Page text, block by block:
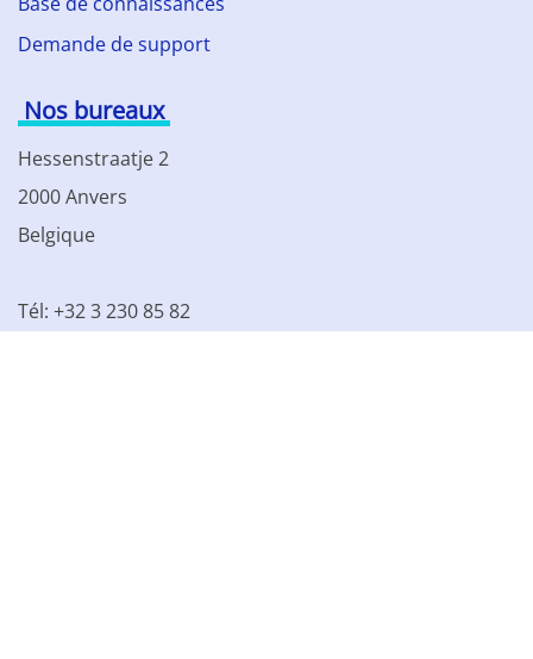
Demande de support
Nos bureaux
Hessenstraatje 2
2000 Anvers
Belgique
Tél: +32 3 230 85 82